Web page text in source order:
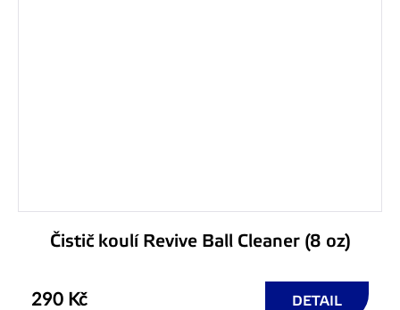
Čistič koulí Revive Ball Cleaner (8 oz)
290 Kč DETAIL